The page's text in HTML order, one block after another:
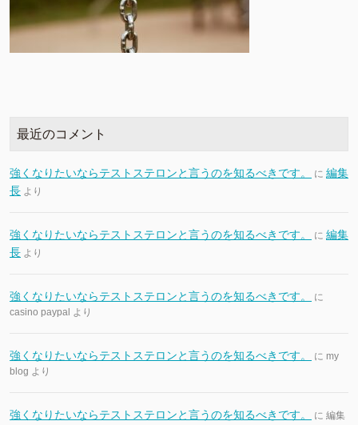
最近のコメント
強くなりたいならテストステロンと言うのを知るべきです。 に 編集
長 より
強くなりたいならテストステロンと言うのを知るべきです。 に 編集
長 より
強くなりたいならテストステロンと言うのを知るべきです。
に
casino paypal より
強くなりたいならテストステロンと言うのを知るべきです。 に my
blog より
強くなりたいならテストステロンと言うのを知るべきです。 に 編集